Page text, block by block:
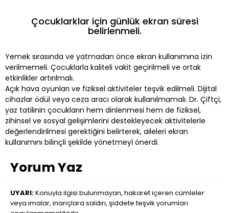
Çocuklarklar için günlük ekran süresi
belirlenmeli.
Yemek sırasında ve yatmadan önce ekran kullanımına izin
verilmemeli. Çocuklarla kaliteli vakit geçirilmeli ve ortak
etkinlikler artırılmalı.
Açık hava oyunları ve fiziksel aktiviteler teşvik edilmeli. Dijital
cihazlar ödül veya ceza aracı olarak kullanılmamalı. Dr. Çiftçi,
yaz tatilinin çocukların hem dinlenmesi hem de fiziksel,
zihinsel ve sosyal gelişimlerini destekleyecek aktivitelerle
değerlendirilmesi gerektiğini belirterek, aileleri ekran
kullanımını bilinçli şekilde yönetmeyİ önerdi.
Yorum Yaz
UYARI:Konuyla ilgisi bulunmayan, hakaret içeren cümleler
veya imalar, inançlara saldırı, şiddete teşvik yorumları